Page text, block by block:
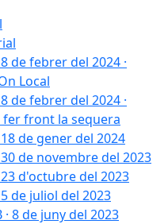
de febrer del 2024 ·
Local
de febrer del 2024 ·
front la sequera
de gener del 2024
de novembre del 2023
d'octubre del 2023
de juliol del 2023
8 de juny del 2023